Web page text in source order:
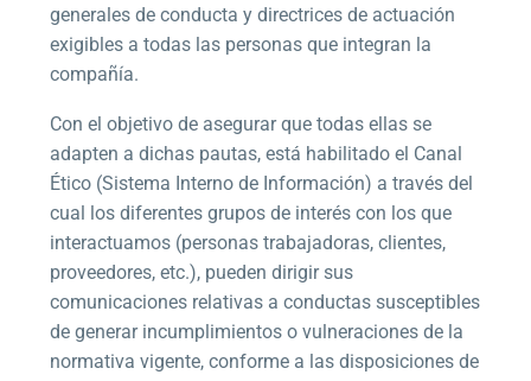
generales de conducta y directrices de actuación
exigibles a todas las personas que integran la
compañía.
Con el objetivo de asegurar que todas ellas se
adapten a dichas pautas, está habilitado el Canal
Ético (Sistema Interno de Información) a través del
cual los diferentes grupos de interés con los que
interactuamos (personas trabajadoras, clientes,
proveedores, etc.), pueden dirigir sus
comunicaciones relativas a conductas susceptibles
de generar incumplimientos o vulneraciones de la
normativa vigente, conforme a las disposiciones de